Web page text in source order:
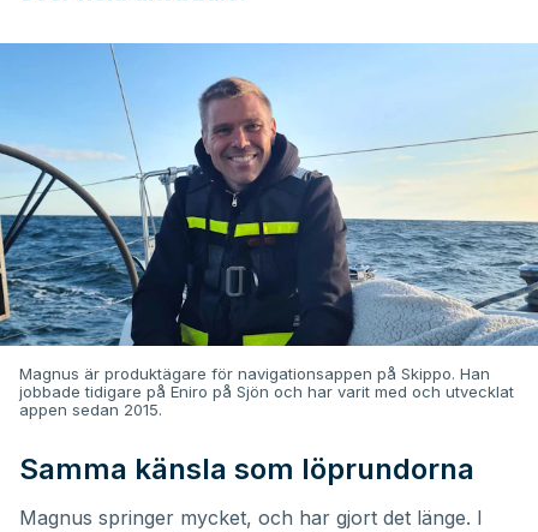
Magnus är produktägare för navigationsappen på Skippo. Han
jobbade tidigare på Eniro på Sjön och har varit med och utvecklat
appen sedan 2015.
Samma känsla som löprundorna
Magnus springer mycket, och har gjort det länge. I